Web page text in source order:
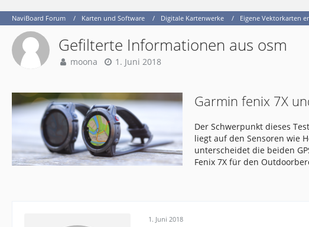
NaviBoard Forum Karten und Software Digitale Kartenwerke Eigene Vektorkarten
Gefilterte Informationen aus osm
moona 1. Juni 2018
Garmin fenix 7X
Der Schwerpunkt dieses
liegt auf den Sensoren wie
unterscheidet die beiden
Fenix 7X für den
1. Juni 2018